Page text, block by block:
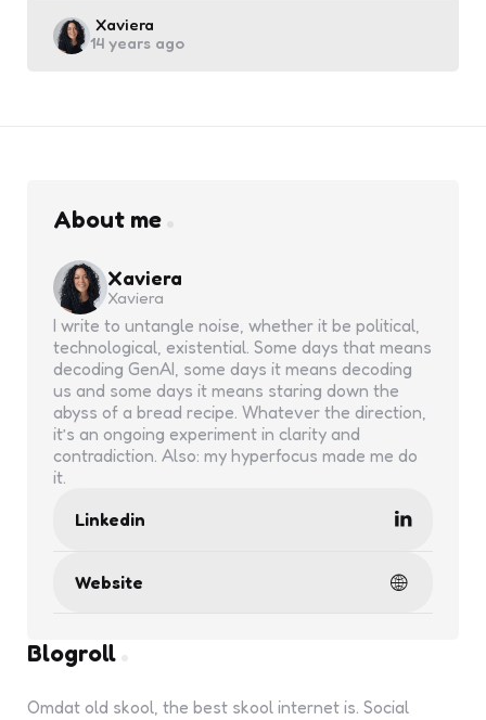
Posted
by
Xaviera
14 years ago
About me
Xaviera
Xaviera
I write to untangle noise, whether it be political,
technological, existential. Some days that means
decoding GenAI, some days it means decoding
us and some days it means staring down the
abyss of a bread recipe. Whatever the direction,
it’s an ongoing experiment in clarity and
contradiction. Also: my hyperfocus made me do
it.
Linkedin
Website
Blogroll
Omdat old skool, the best skool internet is. Social